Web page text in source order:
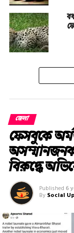
জেলা
ফেসবুকে
বিরুদ্ধে
Published 6
By Social